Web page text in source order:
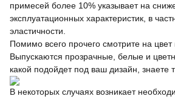
примесей более 10% указывает на
эксплуатационных характеристик, в
эластичности.
Помимо всего прочего смотрите на цвет
Выпускаются прозрачные, белые и
какой подойдет под ваш дизайн, знаете
В некоторых случаях возникает